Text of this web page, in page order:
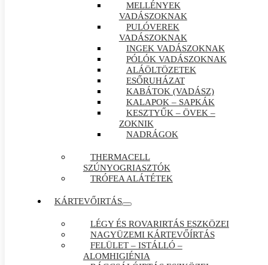
MELLÉNYEK
VADÁSZOKNAK
PULÓVEREK
VADÁSZOKNAK
INGEK VADÁSZOKNAK
PÓLÓK VADÁSZOKNAK
ALÁÖLTÖZETEK
ESŐRUHÁZAT
KABÁTOK (VADÁSZ)
KALAPOK – SAPKÁK
KESZTYŰK – ÖVEK –
ZOKNIK
NADRÁGOK
THERMACELL
SZÚNYOGRIASZTÓK
TRÓFEA ALÁTÉTEK
KÁRTEVŐIRTÁS
LÉGY ÉS ROVARIRTÁS ESZKÖZEI
NAGYÜZEMI KÁRTEVŐÍRTÁS
FELÜLET – ISTÁLLÓ –
ALOMHIGIÉNIA